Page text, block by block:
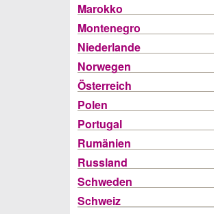
Marokko
Montenegro
Niederlande
Norwegen
Österreich
Polen
Portugal
Rumänien
Russland
Schweden
Schweiz